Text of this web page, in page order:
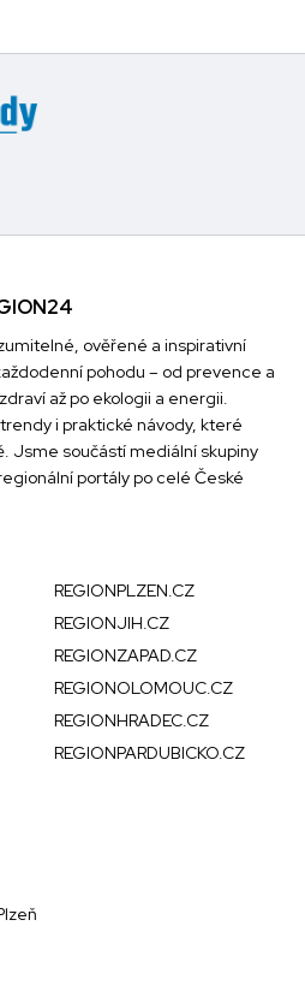
ověřené a inspirativní
pohodu – od prevence a
až po ekologii a energii.
i praktické návody, které
Jsme součástí mediální skupiny
portály po celé České
REGIONPLZEN.CZ
REGIONJIH.CZ
REGIONZAPAD.CZ
REGIONOLOMOUC.CZ
REGIONHRADEC.CZ
REGIONPARDUBICKO.CZ